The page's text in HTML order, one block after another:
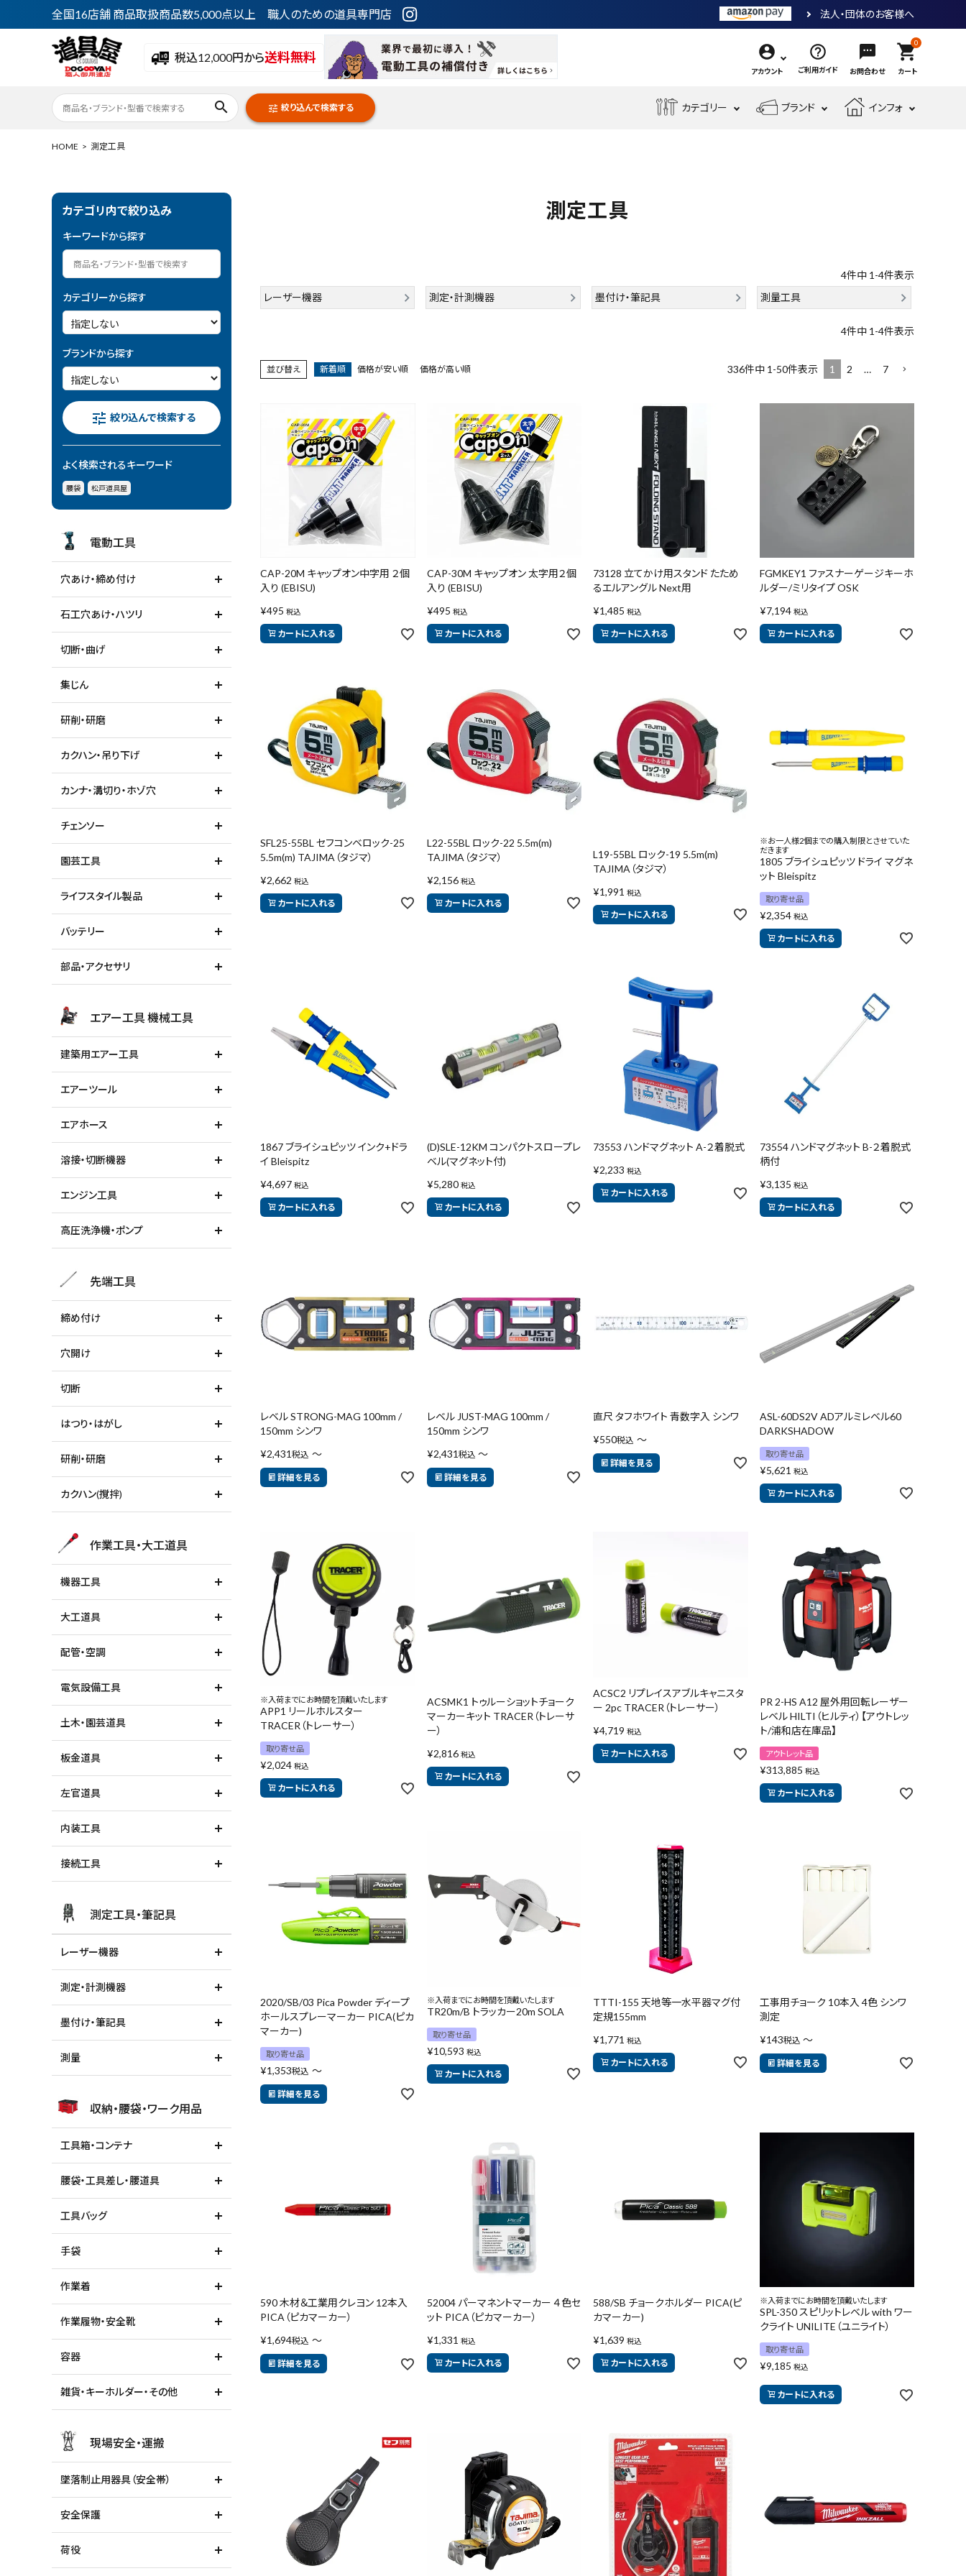
全国16店舗 商品取扱商品数5,000点以上 職人のための道具専門店 法人・団体のお客様へ
税込12,000円から送料無料
アカウント ご利用ガイド お問合わせ
0
shopping_cart
カート
search tune 絞り込んで検索する カテゴリー
エ
品
ブランド インフォ
ACCOUNT MENU
person 会員登録
エアー工具・機械工具
作業工具・大工道具
測定工具・筆記具
現場安全・運搬
金物・現場資材
コンテンツ
ガイドライン
キーワードから探す
カテゴリーから探す 並び順
価格から探す
在庫のない商品を表示しない
リセット
HOME 測定工具
カテゴリ内で絞り込み
キーワードから探す
カテゴリーから探す
ブランドから探す
tune 絞り込んで検索する
よく検索されるキーワード
腰袋 松戸道具屋
電動工具
穴あけ・締め付け
石工穴あけ・ハツリ
切断・曲げ
集じん
研削・研磨
カクハン・吊り下げ
カンナ・溝切り・ホゾ穴
チェンソー
園芸工具
ライフスタイル製品
バッテリー
部品・アクセサリ
エアー工具 機械工具
建築用エアー工具
エアーツール
エアホース
溶接・切断機器
エンジン工具
高圧洗浄機・ポンプ
先端工具
締め付け
穴開け
切断
はつり・はがし
研削・研磨
カクハン(撹拌)
作業工具・大工道具
機器工具
大工道具
配管・空調
電気設備工具
土木・園芸道具
板金道具
左官道具
内装工具
接続工具
測定工具・筆記具
レーザー機器
測定・計測機器
墨付け・筆記具
測量
収納・腰袋・ワーク用品
工具箱・コンテナ
腰袋・工具差し・腰道具
工具バッグ
手袋
作業着
作業履物・安全靴
容器
雑貨・キーホルダー・その他
現場安全・運搬
墜落制止用器具（安全帯）
安全保護
荷役
測定工具
4件中 1 -4件表示
レーザー機器
測定・計測機器 墨付け・筆記具 測量工具
4件中 1 -4件表示
並び替え 新着順 価格が安い順 価格が高い順 336件中 1 -50件表示 1 2 … 7
CAP-20M キャップオン中字用 ２個
入り (EBISU)
¥495 税込
カートに入れる
CAP-30M キャップオン 太字用２個
入り (EBISU)
¥495 税込
カートに入れる
73128 立てかけ用スタンド たため
るエルアングル Next用
¥1,485 税込
カートに入れる
FGMKEY1 ファスナーゲージキーホ
ルダー/ミリタイプ OSK
¥7,194 税込
カートに入れる
SFL25-55BL セフコンベロック-25
5.5m(m) TAJIMA（タジマ）
¥2,662 税込
カートに入れる
L22-55BL ロック-22 5.5m(m)
TAJIMA（タジマ）
¥2,156 税込
カートに入れる
L19-55BL ロック-19 5.5m(m)
TAJIMA（タジマ）
¥1,991 税込
カートに入れる
※お一人様2個までの購入制限とさせていた
だきます
1805 ブライシュピッツ ドライ マグネ
ット Bleispitz
取り寄せ品
¥2,354 税込
カートに入れる
1867 ブライシュピッツ インク+ドラ
イ Bleispitz
¥4,697 税込
カートに入れる
(D)SLE-12KM コンパクトスロープレ
ベル(マグネット付)
¥5,280 税込
カートに入れる
73553 ハンドマグネット A-２着脱式
¥2,233 税込
カートに入れる
73554 ハンドマグネット B-２着脱式
柄付
¥3,135 税込
カートに入れる
レベル STRONG-MAG 100mm /
150mm シンワ
¥2,431 税込 〜
詳細を見る
レベル JUST-MAG 100mm /
150mm シンワ
¥2,431 税込 〜
詳細を見る
直尺 タフホワイト 青数字入 シンワ
¥550税込 〜
詳細を見る
ASL-60DS2V ADアルミレベル60
DARKSHADOW
取り寄せ品
¥5,621 税込
カートに入れる
※入荷までにお時間を頂戴いたします
APP1 リールホルスター
TRACER（トレーサー）
取り寄せ品
¥2,024 税込
カートに入れる
ACSMK1 トゥルーショットチョーク
マーカーキット TRACER（トレーサ
ー）
¥2,816 税込
カートに入れる
ACSC2 リプレイスアブルキャニスタ
ー 2pc TRACER（トレーサー）
¥4,719 税込
カートに入れる
PR 2-HS A12 屋外用回転レーザー
レベル HILTI（ヒルティ）【アウトレッ
ト/浦和店在庫品】
アウトレット品
¥313,885 税込
カートに入れる
2020/SB/03 Pica Powder ディープ
ホールスプレーマーカー PICA(ピカ
マーカー)
取り寄せ品
¥1,353税込 〜
詳細を見る
※入荷までにお時間を頂戴いたします
TR20m/B トラッカー20m SOLA
取り寄せ品
¥10,593 税込
カートに入れる
TTTI-155 天地等一水平器マグ付
定規155mm
¥1,771 税込
カートに入れる
工事用チョーク 10本入 4色 シンワ
測定
¥143税込 〜
詳細を見る
590 木材＆工業用クレヨン 12本入
PICA（ピカマーカー）
¥1,694税込 〜
詳細を見る
52004 パーマネントマーカー ４色セ
ット PICA（ピカマーカー）
¥1,331 税込
カートに入れる
588/SB チョークホルダー PICA(ピ
カマーカー)
¥1,639 税込
カートに入れる
※入荷までにお時間を頂戴いたします
SPL-350 スピリットレベル with ワー
クライト UNILITE（ユニライト）
取り寄せ品
¥9,185 税込
カートに入れる